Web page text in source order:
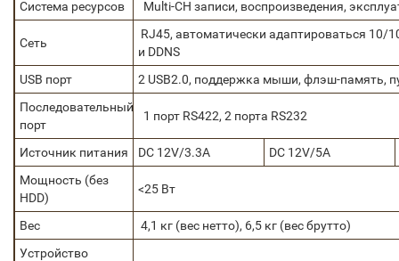
Система ресурсов Multi-CH записи, воспроизведения,
Сеть
RJ45, автоматически адаптироваться 10/
и DDNS
USB порт
2 USB2.0, поддержка мыши, флэш-память,
Последовательный
порт
1 порт RS422, 2 порта RS232
Источник питания DC 12V/3.3A
DC 12V/5A
Мощность (без
HDD)
<25 Вт
Вес
4,1 кг (вес нетто), 6,5 кг (вес брутто)
Устройство